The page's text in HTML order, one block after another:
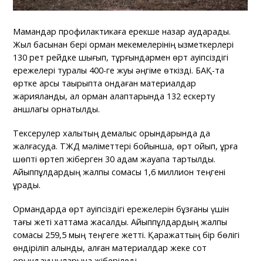
Мамандар профилактикаға ерекше назар аударады.
Жыл басынан бері орман мекемелерінің қызметкерлері
130 рет рейдке шығып, тұрғындармен өрт қауіпсіздігі
ережелері туралы 400-ге жуық әңгіме өткізді. БАҚ-та
өртке қарсы тақырыпта ондаған материалдар
жарияланды, ал орман алқаптарында 132 ескерту
аншлагы орнатылды.
Тексерулер халықтың демалыс орындарында да
жалғасуда. ТЖД мәліметтері бойынша, өрт қойып, құрғақ
шөпті өртеп жіберген 30 адам жауапқа тартылды.
Айыппұлдардың жалпы сомасы 1,6 миллион теңгені
құрады.
Ормандарда өрт қауіпсіздігі ережелерін бұзғаны үшін
тағы жеті хаттама жасалды. Айыппұлдардың жалпы
сомасы 259,5 мың теңгеге жетті. Қаражаттың бір бөлігі
өндіріліп алынды, қалған материалдар жеке сот